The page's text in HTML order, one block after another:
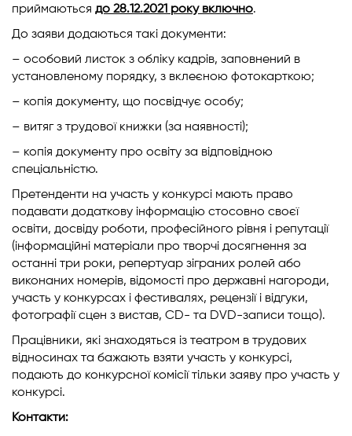
приймаються до 28.12.2021 року включно.
До заяви додаються такі документи:
– особовий листок з обліку кадрів, заповнений в
установленому порядку, з вклеєною фотокарткою;
– копія документу, що посвідчує особу;
– витяг з трудової книжки (за наявності);
– копія документу про освіту за відповідною
спеціальністю.
Претенденти на участь у конкурсі мають право
подавати додаткову інформацію стосовно своєї
освіти, досвіду роботи, професійного рівня і репутації
(інформаційні матеріали про творчі досягнення за
останні три роки, репертуар зіграних ролей або
виконаних номерів, відомості про державні нагороди,
участь у конкурсах і фестивалях, рецензії і відгуки,
фотографії сцен з вистав, CD- та DVD-записи тощо).
Працівники, які знаходяться із театром в трудових
відносинах та бажають взяти участь у конкурсі,
подають до конкурсної комісії тільки заяву про участь у
конкурсі.
Контакти: